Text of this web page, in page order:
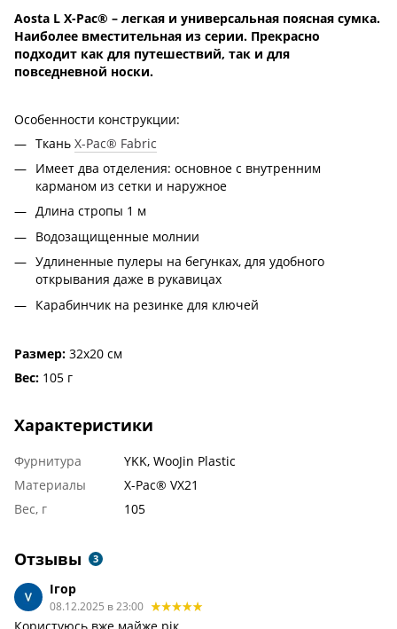
Aosta L X-Pac® – легкая и универсальная поясная сумка.
Наиболее вместительная из серии. Прекрасно
подходит как для путешествий, так и для
повседневной носки.
Особенности конструкции:
Ткань X-Pac® Fabric
Имеет два отделения: основное с внутренним
карманом из сетки и наружное
Длина стропы 1 м
Водозащищенные молнии
Удлиненные пулеры на бегунках, для удобного
открывания даже в рукавицах
Карабинчик на резинке для ключей
Размер: 32х20 см
Вес: 105 г
Характеристики
Фурнитура
YKK, WooJin Plastic
Материалы
X-Pac® VX21
Вес, г
105
Отзывы 3
Ігор
08.12.2025 в 23:00